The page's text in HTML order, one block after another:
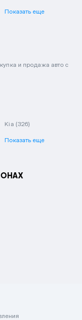
Показать еще
и продажа авто с
Kia (326)
Показать еще